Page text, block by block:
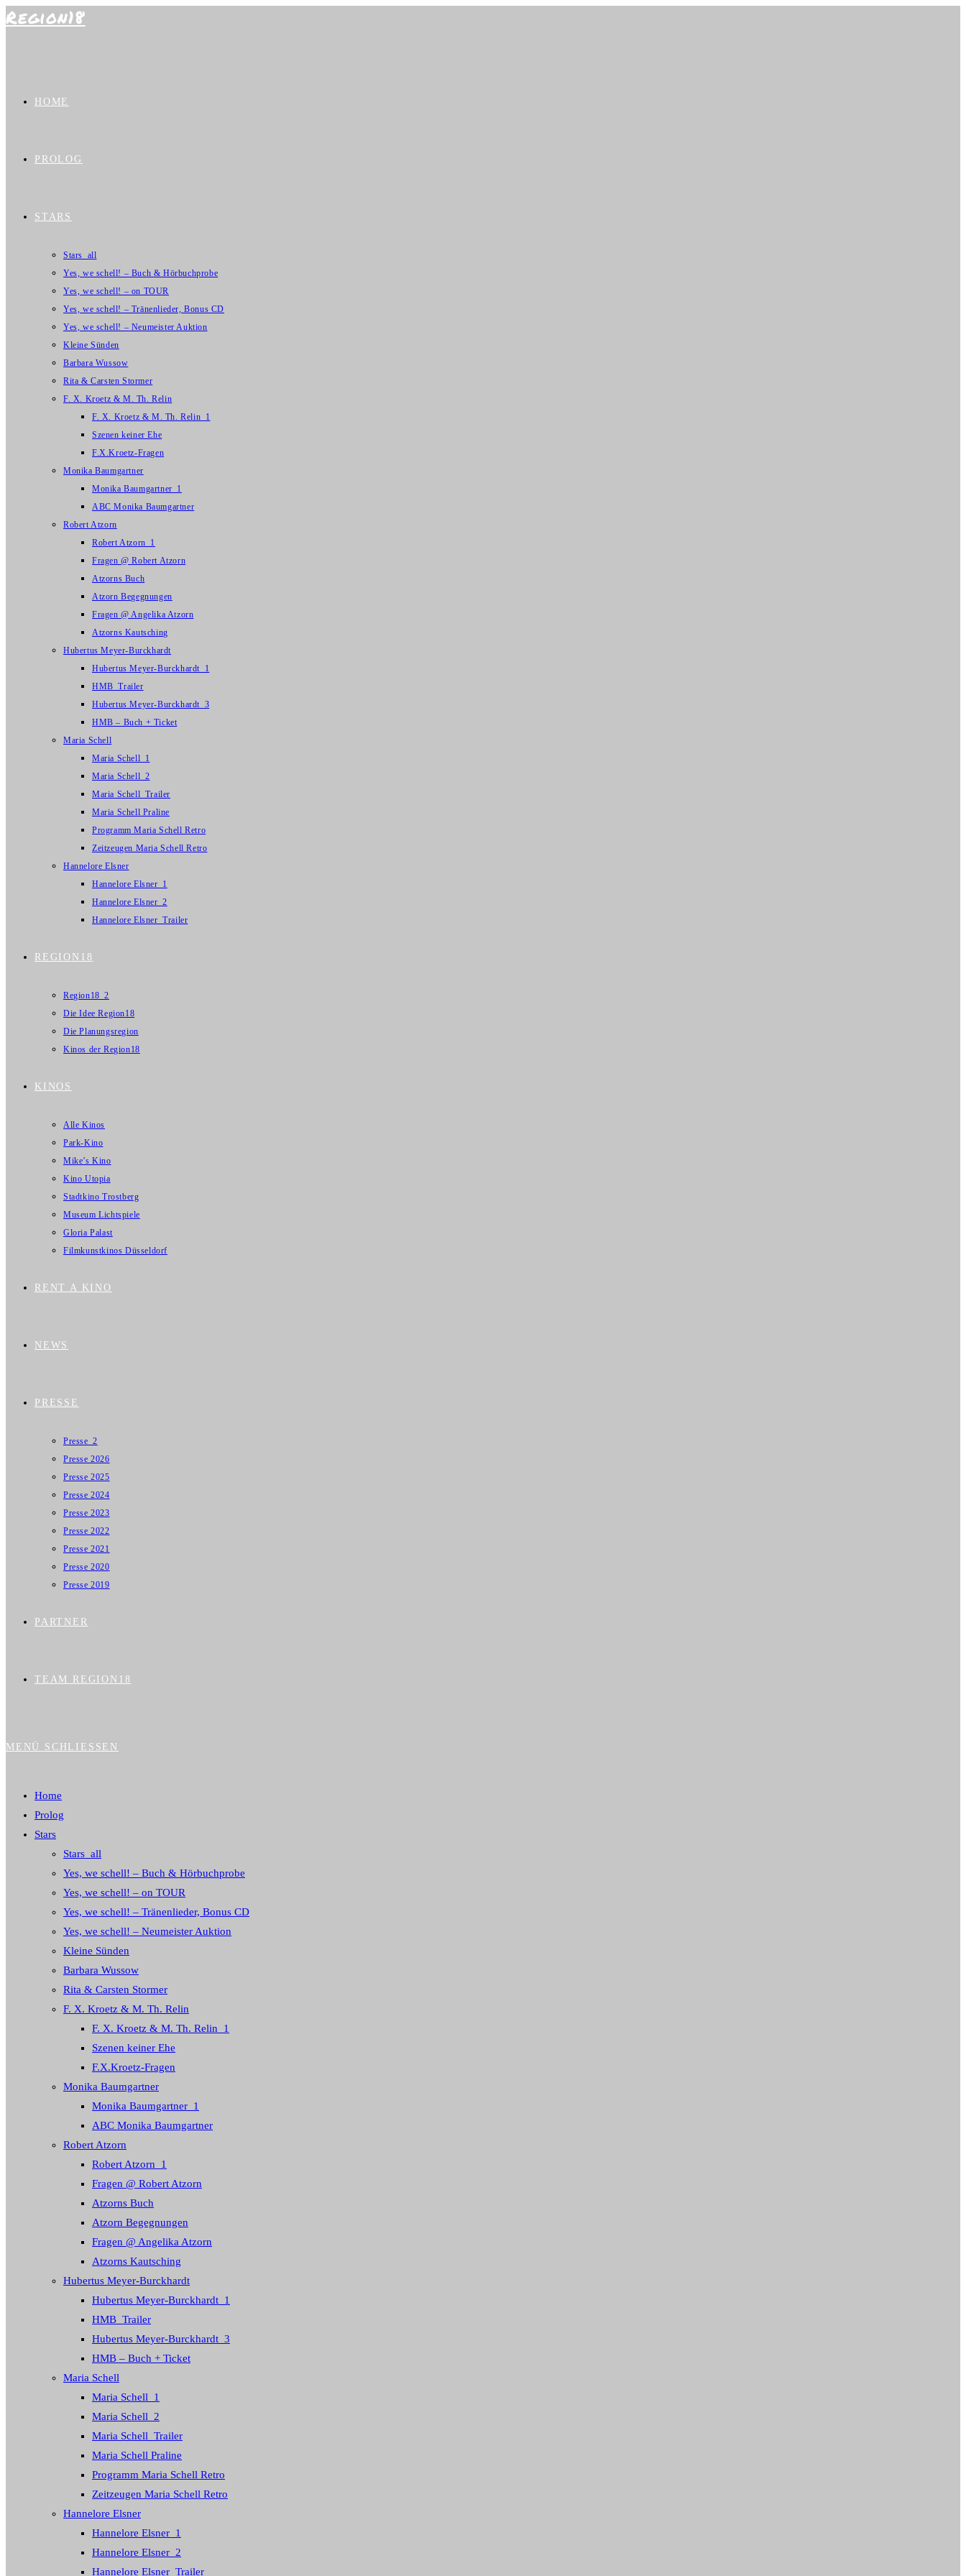
Zum
Region18
HOME
PROLOG
STARS
Stars_all
Yes, we schell! – Buch & Hörbuchprobe
Yes, we schell! – on TOUR
Yes, we schell! – Tränenlieder, Bonus CD
Yes, we schell! – Neumeister Auktion
Kleine Sünden
Barbara Wussow
Rita & Carsten Stormer
F. X. Kroetz & M. Th. Relin
F. X. Kroetz & M. Th. Relin_1
Szenen keiner Ehe
F.X.Kroetz-Fragen
Monika Baumgartner
Monika Baumgartner_1
ABC Monika Baumgartner
Robert Atzorn
Robert Atzorn_1
Fragen @ Robert Atzorn
Atzorns Buch
Atzorn Begegnungen
Fragen @ Angelika Atzorn
Atzorns Kautsching
Hubertus Meyer-Burckhardt
Hubertus Meyer-Burckhardt_1
HMB_Trailer
Hubertus Meyer-Burckhardt_3
HMB – Buch + Ticket
Maria Schell
Maria Schell_1
Maria Schell_2
Maria Schell_Trailer
Maria Schell Praline
Programm Maria Schell Retro
Zeitzeugen Maria Schell Retro
Hannelore Elsner
Hannelore Elsner_1
Hannelore Elsner_2
Hannelore Elsner_Trailer
REGION18
Region18_2
Die Idee Region18
Die Planungsregion
Kinos der Region18
KINOS
Alle Kinos
Park-Kino
Mike’s Kino
Kino Utopia
Stadtkino Trostberg
Museum Lichtspiele
Gloria Palast
Filmkunstkinos Düsseldorf
RENT A KINO
NEWS
PRESSE
Presse_2
Presse 2026
Presse 2025
Presse 2024
Presse 2023
Presse 2022
Presse 2021
Presse 2020
Presse 2019
PARTNER
TEAM REGION18
MENÜ SCHLIESSEN
Home
Prolog
Stars
Stars_all
Yes, we schell! – Buch & Hörbuchprobe
Yes, we schell! – on TOUR
Yes, we schell! – Tränenlieder, Bonus CD
Yes, we schell! – Neumeister Auktion
Kleine Sünden
Barbara Wussow
Rita & Carsten Stormer
F. X. Kroetz & M. Th. Relin
F. X. Kroetz & M. Th. Relin_1
Szenen keiner Ehe
F.X.Kroetz-Fragen
Monika Baumgartner
Monika Baumgartner_1
ABC Monika Baumgartner
Robert Atzorn
Robert Atzorn_1
Fragen @ Robert Atzorn
Atzorns Buch
Atzorn Begegnungen
Fragen @ Angelika Atzorn
Atzorns Kautsching
Hubertus Meyer-Burckhardt
Hubertus Meyer-Burckhardt_1
HMB_Trailer
Hubertus Meyer-Burckhardt_3
HMB – Buch + Ticket
Maria Schell
Maria Schell_1
Maria Schell_2
Maria Schell_Trailer
Maria Schell Praline
Programm Maria Schell Retro
Zeitzeugen Maria Schell Retro
Hannelore Elsner
Hannelore Elsner_1
Hannelore Elsner_2
Hannelore Elsner_Trailer